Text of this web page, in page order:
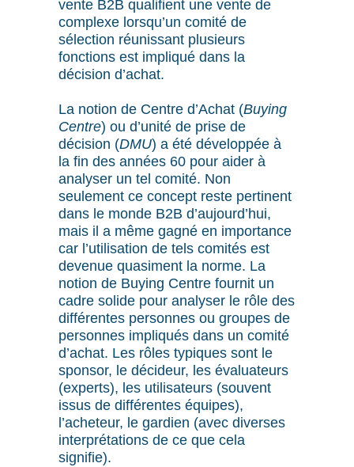
vente B2B qualifient une vente de
complexe lorsqu’un comité de
sélection réunissant plusieurs
fonctions est impliqué dans la
décision d’achat.
La notion de Centre d’Achat (Buying
Centre) ou d’unité de prise de
décision (DMU) a été développée à
la fin des années 60 pour aider à
analyser un tel comité. Non
seulement ce concept reste pertinent
dans le monde B2B d’aujourd’hui,
mais il a même gagné en importance
car l’utilisation de tels comités est
devenue quasiment la norme. La
notion de Buying Centre fournit un
cadre solide pour analyser le rôle des
différentes personnes ou groupes de
personnes impliqués dans un comité
d’achat. Les rôles typiques sont le
sponsor, le décideur, les évaluateurs
(experts), les utilisateurs (souvent
issus de différentes équipes),
l’acheteur, le gardien (avec diverses
interprétations de ce que cela
signifie).